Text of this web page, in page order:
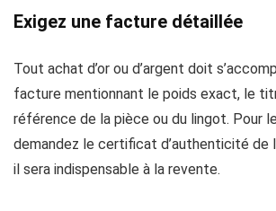
Exigez une facture détaillée
Tout achat d’or ou d’argent doit
facture mentionnant le poids exact, le
référence de la pièce ou du lingot. Pour
demandez le certificat d’authenticité de
il sera indispensable à la revente.